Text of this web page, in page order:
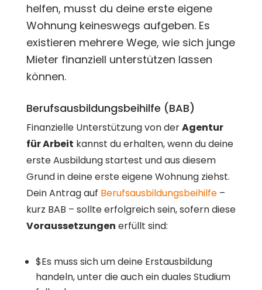
helfen, musst du deine erste eigene
Wohnung keineswegs aufgeben. Es
existieren mehrere Wege, wie sich junge
Mieter finanziell unterstützen lassen
können.
Berufsausbildungsbeihilfe (BAB)
Finanzielle Unterstützung von derAgentur
für Arbeit kannst du erhalten, wenn du deine
erste Ausbildung startest und aus diesem
Grund in deine erste eigene Wohnung ziehst.
Dein Antrag auf Berufsausbildungsbeihilfe–
kurz BAB – sollte erfolgreich sein, sofern diese
Voraussetzungen erfüllt sind:
$Es muss sich um deine Erstausbildung
handeln, unter die auch ein duales Studium